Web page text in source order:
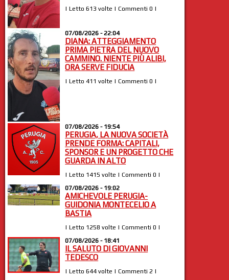
| Letto 613 volte | Commenti 0 |
07/08/2026 - 22:04
DIANA: ATTEGGIAMENTO
PRIMA PIETRA DEL NUOVO
CAMMINO. NIENTE PIÙ ALIBI,
ORA SERVE FIDUCIA
| Letto 411 volte | Commenti 0 |
07/08/2026 - 19:54
PERUGIA, LA NUOVA SOCIETÀ
PRENDE FORMA: CAPITALI,
SPONSOR E UN PROGETTO CHE
GUARDA IN ALTO
| Letto 1415 volte | Commenti 0 |
07/08/2026 - 19:02
AMICHEVOLE PERUGIA-
GUIDONIA MONTECELIO A
BASTIA
| Letto 1258 volte | Commenti 0 |
07/08/2026 - 18:41
IL SALUTO DI GIOVANNI
TEDESCO
| Letto 644 volte | Commenti 2 |